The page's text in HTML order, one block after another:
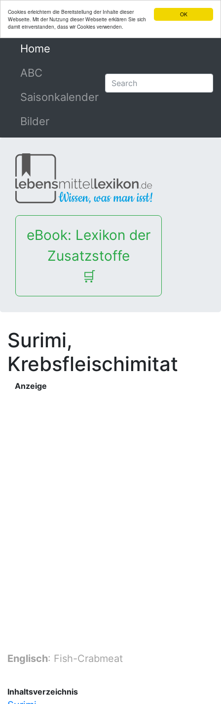
OK
Cookies erleichtern die Bereitstellung der Inhalte dieser
Webseite. Mit der Nutzung dieser Webseite erklären Sie sich
damit einverstanden, dass wir Cookies verwenden.
Home
ABC
Saisonkalender
Bilder
eBook: Lexikon der
Zusatzstoffe
🛒
Surimi,
Krebsfleischimitat
Anzeige
Englisch: Fish-Crabmeat
Inhaltsverzeichnis